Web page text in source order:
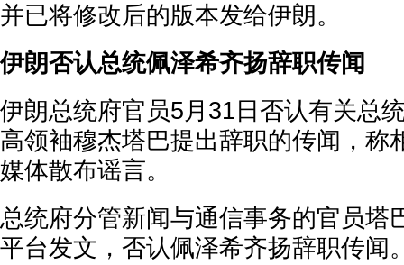
并已将修改后的版本发给伊朗。
伊朗否认总统佩泽希齐扬辞职传闻
伊朗总统府官员5月31日否认有关总
高领袖穆杰塔巴提出辞职的传闻，称
媒体散布谣言。
总统府分管新闻与通信事务的官员塔
平台发文，否认佩泽希齐扬辞职传闻